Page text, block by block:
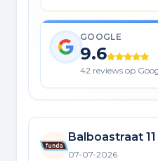
GOOGLE
9.6
42 reviews op
Balboastraat 11
07-07-2026